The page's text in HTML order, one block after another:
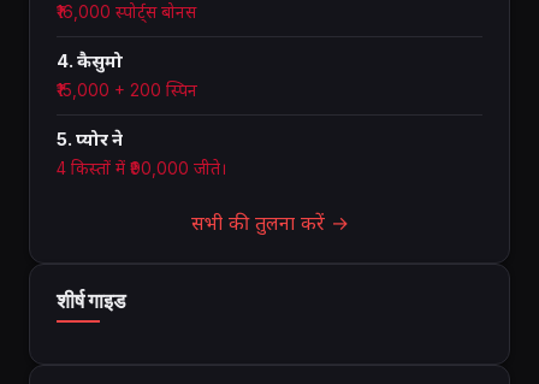
₹16,000 स्पोर्ट्स बोनस
4. कैसुमो
₹15,000 + 200 स्पिन
5. प्योर ने
4 किस्तों में ₹90,000 जीते।
सभी की तुलना करें →
शीर्ष गाइड